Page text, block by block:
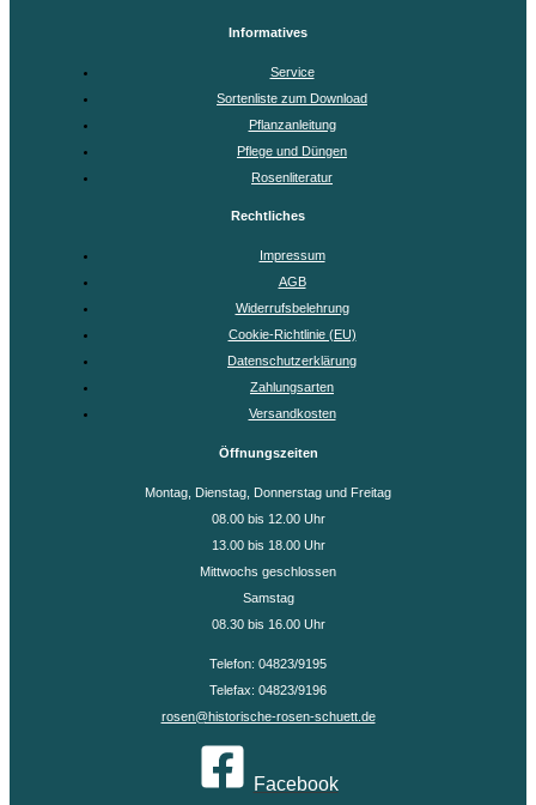
Informatives
Service
Sortenliste zum Download
Pflanzanleitung
Pflege und Düngen
Rosenliteratur
Rechtliches
Impressum
AGB
Widerrufsbelehrung
Cookie-Richtlinie (EU)
Datenschutzerklärung
Zahlungsarten
Versandkosten
Öffnungszeiten
Montag, Dienstag, Donnerstag und Freitag
08.00 bis 12.00 Uhr
13.00 bis 18.00 Uhr
Mittwochs geschlossen
Samstag
08.30 bis 16.00 Uhr
Telefon: 04823/9195
Telefax: 04823/9196
rosen@historische-rosen-schuett.de
Facebook